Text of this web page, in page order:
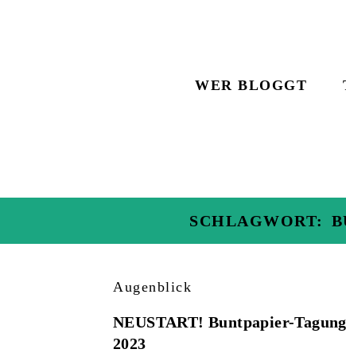
WER BLOGGT
SCHLAGWORT:
Augenblick
NEUSTART! Buntpapier-Tagung
2023